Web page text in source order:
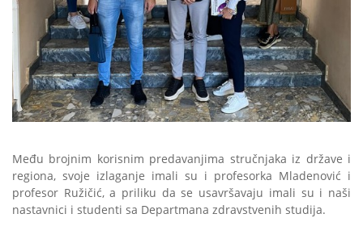
Među brojnim korisnim predavanjima stručnjaka iz države i
regiona, svoje izlaganje imali su i profesorka Mladenović i
profesor Ružičić, a priliku da se usavršavaju imali su i naši
nastavnici i studenti sa Departmana zdravstvenih studija.